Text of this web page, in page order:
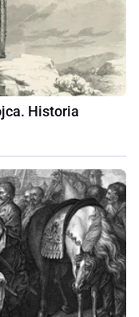
Historia